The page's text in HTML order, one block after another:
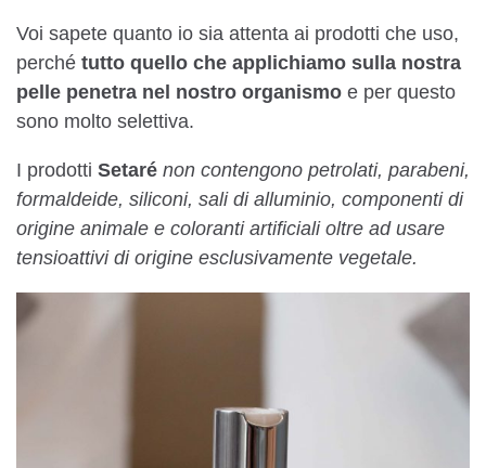
Voi sapete quanto io sia attenta ai prodotti che uso,
perché tutto quello che applichiamo sulla nostra
pelle penetra nel nostro organismo e per questo
sono molto selettiva.
I prodotti Setaré non contengono petrolati, parabeni,
formaldeide, siliconi, sali di alluminio, componenti di
origine animale e coloranti artificiali oltre ad usare
tensioattivi di origine esclusivamente vegetale.